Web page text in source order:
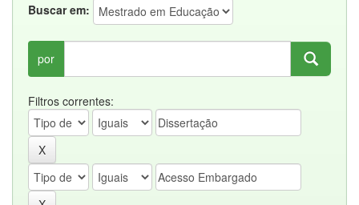
Buscar em:
por
Filtros correntes: